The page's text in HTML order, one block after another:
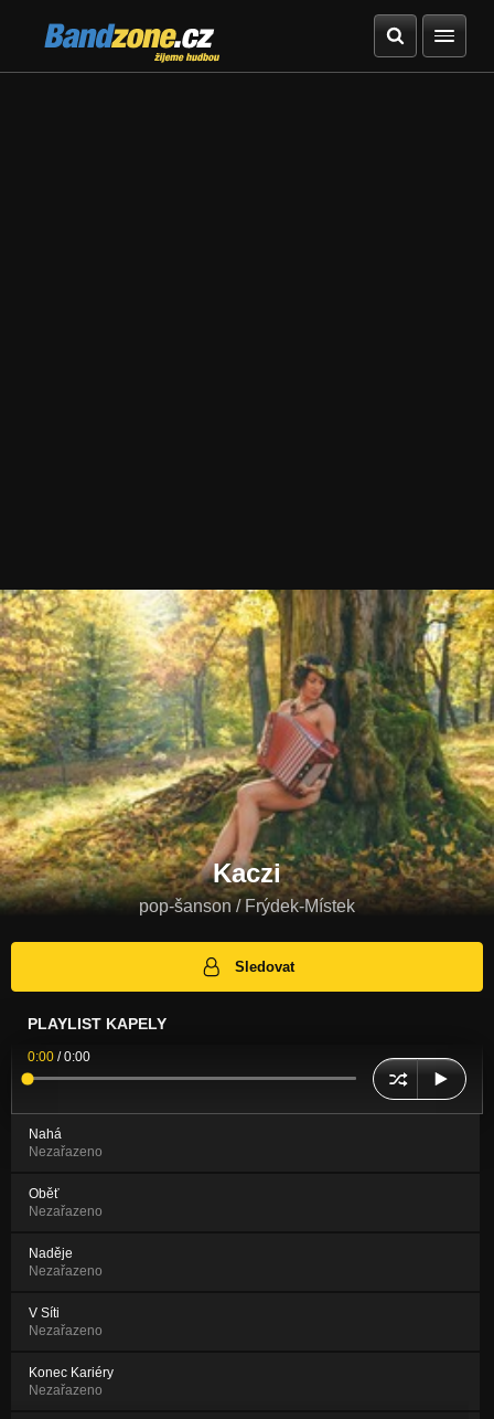
Bandzone.cz
žijeme hudbou
Kaczi
pop-šanson / Frýdek-Místek
Sledovat
PLAYLIST KAPELY
0:00 /0:00
Nahá
Nezařazeno
Oběť
Nezařazeno
Naděje
Nezařazeno
V Síti
Nezařazeno
Konec Kariéry
Nezařazeno